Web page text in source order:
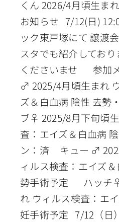
くん 2026/4月頃生
お知らせ 7/12(日)
ック東戸塚にて 譲渡
スタでも紹介してお
くださいませ 参加
♂ 2025/4月頃生まれ
ズ＆白血病 陰性 去
ブ♀ 2025/8月下旬頃
査：エイズ＆白血病
ン：済 キュー ♂
ィルス検査：エイズ
勢手術予定 ハッチ♀
れ ウィルス検査：エ
妊手術予定 7/12（日